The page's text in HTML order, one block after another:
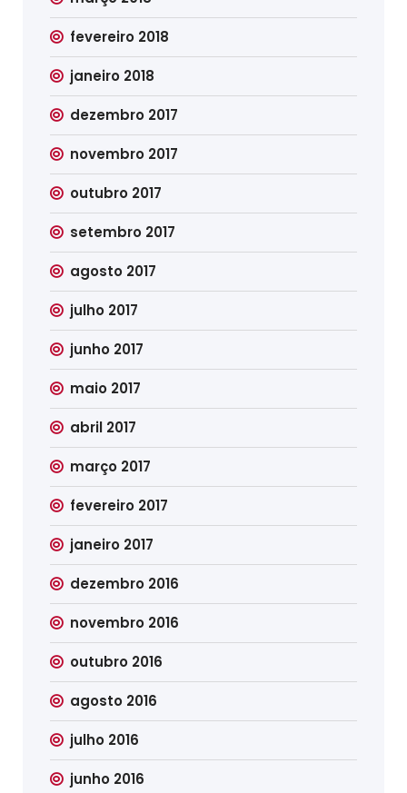
fevereiro 2018
janeiro 2018
dezembro 2017
novembro 2017
outubro 2017
setembro 2017
agosto 2017
julho 2017
junho 2017
maio 2017
abril 2017
março 2017
fevereiro 2017
janeiro 2017
dezembro 2016
novembro 2016
outubro 2016
agosto 2016
julho 2016
junho 2016